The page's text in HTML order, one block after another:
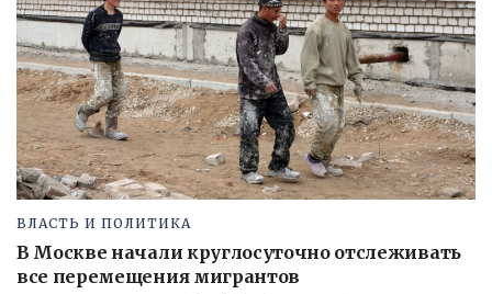
ВЛАСТЬ И ПОЛИТИКА
В Москве начали круглосуточно отслеживать
все перемещения мигрантов